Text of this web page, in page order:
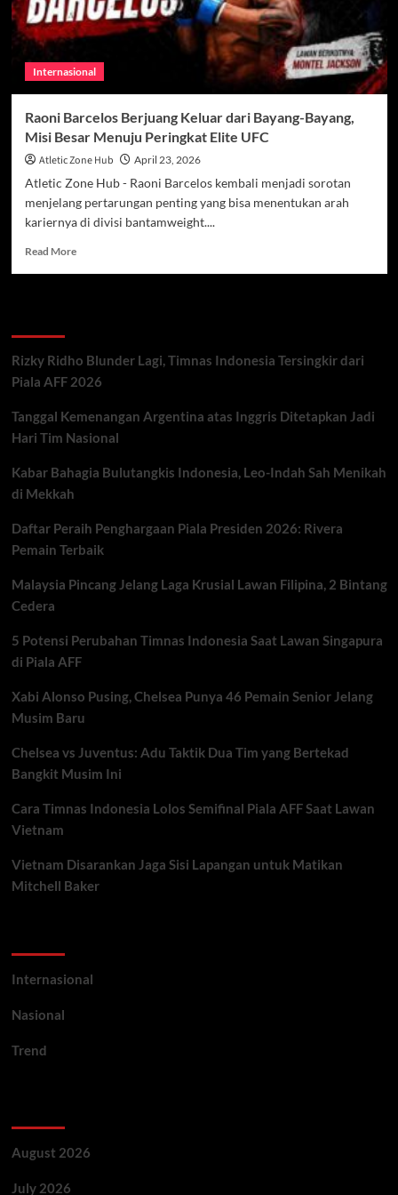
Internasional
Raoni Barcelos Berjuang Keluar dari Bayang-Bayang,
Misi Besar Menuju Peringkat Elite UFC
Atletic Zone Hub April 23, 2026
Atletic Zone Hub - Raoni Barcelos kembali menjadi sorotan
menjelang pertarungan penting yang bisa menentukan arah
kariernya di divisi bantamweight....
Read MoreRead
dari
Bayang-
Misi
Besar
Peringkat
Rizky Ridho Blunder Lagi, Timnas Indonesia Tersingkir dari
Piala AFF 2026
Tanggal Kemenangan Argentina atas Inggris Ditetapkan Jadi
Hari Tim Nasional
Kabar Bahagia Bulutangkis Indonesia, Leo-Indah Sah Menikah
di Mekkah
Daftar Peraih Penghargaan Piala Presiden 2026: Rivera
Pemain Terbaik
Malaysia Pincang Jelang Laga Krusial Lawan Filipina, 2 Bintang
Cedera
5 Potensi Perubahan Timnas Indonesia Saat Lawan Singapura
di Piala AFF
Xabi Alonso Pusing, Chelsea Punya 46 Pemain Senior Jelang
Musim Baru
Chelsea vs Juventus: Adu Taktik Dua Tim yang Bertekad
Bangkit Musim Ini
Cara Timnas Indonesia Lolos Semifinal Piala AFF Saat Lawan
Vietnam
Vietnam Disarankan Jaga Sisi Lapangan untuk Matikan
Mitchell Baker
Internasional
Nasional
Trend
August 2026
July 2026